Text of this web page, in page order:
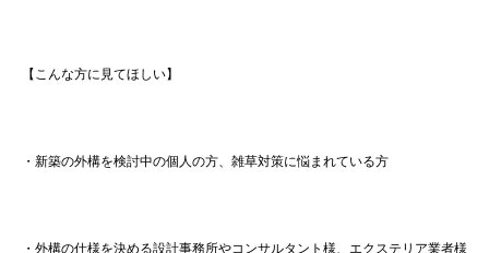
【こんな方に見てほしい】
・新築の外構を検討中の個人の方、雑草対策に悩まれている方
・外構の仕様を決める設計事務所やコンサルタント様、エクステリア業者様